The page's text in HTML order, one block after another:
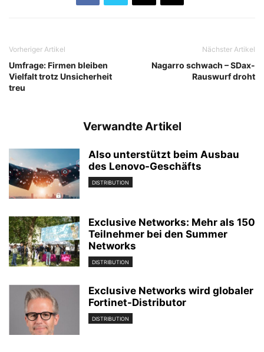
Vorheriger Artikel
Umfrage: Firmen bleiben
Vielfalt trotz Unsicherheit
treu
Nächster Artikel
Nagarro schwach – SDax-
Rauswurf droht
Verwandte Artikel
Also unterstützt beim Ausbau
des Lenovo-Geschäfts
DISTRIBUTION
Exclusive Networks: Mehr als 150
Teilnehmer bei den Summer
Networks
DISTRIBUTION
Exclusive Networks wird globaler
Fortinet-Distributor
DISTRIBUTION